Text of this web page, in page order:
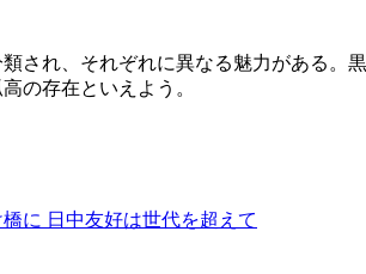
れ、それぞれに異なる魅力がある。
の存在といえよう。
に 日中友好は世代を超えて